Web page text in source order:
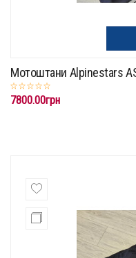
Мотоштани Alpinestars
7800.00грн